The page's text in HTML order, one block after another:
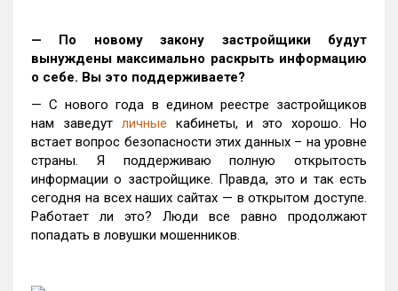
— По новому закону застройщики будут
вынуждены максимально раскрыть информацию
о себе. Вы это поддерживаете?
— С нового года в едином реестре застройщиков
нам заведут личные кабинеты, и это хорошо. Но
встает вопрос безопасности этих данных – на уровне
страны. Я поддерживаю полную открытость
информации о застройщике. Правда, это и так есть
сегодня на всех наших сайтах — в открытом доступе.
Работает ли это? Люди все равно продолжают
попадать в ловушки мошенников.